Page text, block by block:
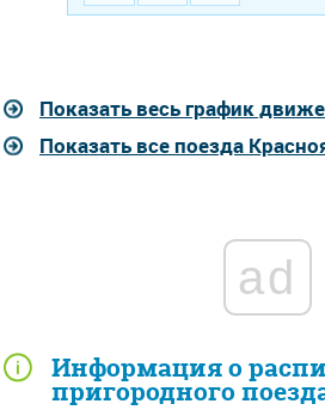
Информация о
пригородного
Показать весь график
Показать все поезда
ad